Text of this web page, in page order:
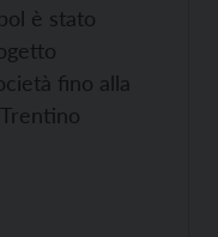
è stato
fino alla